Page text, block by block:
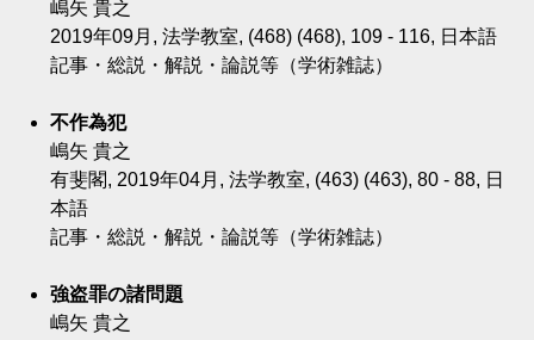
嶋矢 貴之
2019年09月, 法学教室, (468) (468), 109 - 116, 日本語
記事・総説・解説・論説等（学術雑誌）
不作為犯
嶋矢 貴之
有斐閣, 2019年04月, 法学教室, (463) (463), 80 - 88, 日
本語
記事・総説・解説・論説等（学術雑誌）
強盗罪の諸問題
嶋矢 貴之